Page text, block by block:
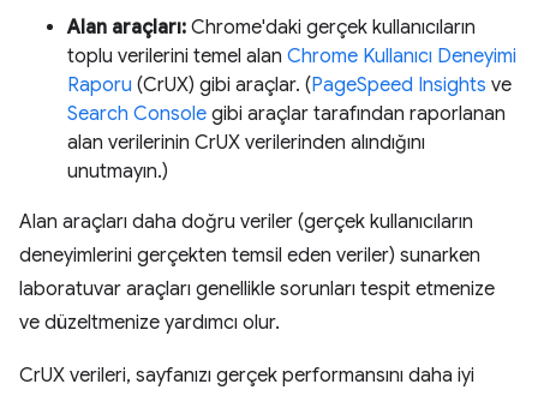
Alan araçları: Chrome'daki gerçek kullanıcıların
toplu verilerini temel alan Chrome Kullanıcı Deneyimi
Raporu (CrUX) gibi araçlar. (PageSpeed Insights ve
Search Console gibi araçlar tarafından raporlanan
alan verilerinin CrUX verilerinden alındığını
unutmayın.)
Alan araçları daha doğru veriler (gerçek kullanıcıların
deneyimlerini gerçekten temsil eden veriler) sunarken
laboratuvar araçları genellikle sorunları tespit etmenize
ve düzeltmenize yardımcı olur.
CrUX verileri, sayfanızı gerçek performansını daha iyi